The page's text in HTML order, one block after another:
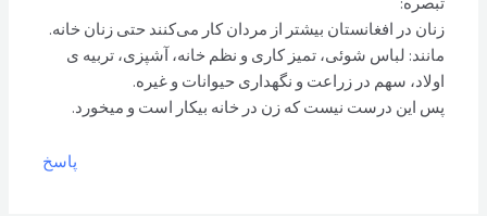
زنان در افغانستان بیشتر از مردان کار می‌کنند حتی زنان خانه.
مانند: لباس شوئی، تمیز کاری و نظم خانه، آشپزی، تربیه ی
اولاد، سهم در زراعت و نگهداری حیوانات و غیره.
پس این درست نیست که زن در خانه بیکار است و میخورد.
پاسخ